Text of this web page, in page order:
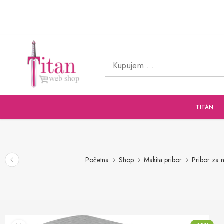
TITAN
Početna Shop Makita pribor Pribor za